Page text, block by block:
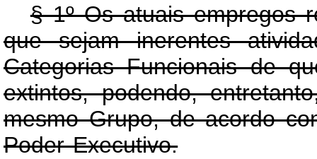
§ 1º Os atuais empregos
que sejam inerentes
Categorias Funcionais de
extintos, podendo,
mesmo Grupo, de acordo
Poder Executivo.